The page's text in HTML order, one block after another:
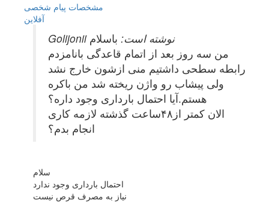
مشخصات پیام شخصی
آفلاين
Golijonii نوشته است: باسلام
من سه روز بعد از اتمام قاعدگی بانامزدم
رابطه سطحی داشتیم منی ازشون خارج نشد
ولی پیشاب رو واژن ریخته شد من باکره
هستم.آیا احتمال بارداری وجود داره؟
الان کمتر از۴۸ساعت گذشته لازمه کاری
انجام بدم؟
سلام
احتمال بارداری وجود ندارد
نیاز به مصرف قرص نیست